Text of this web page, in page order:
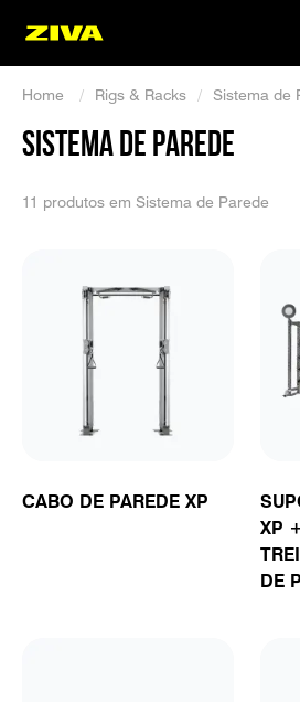
Nenhum
Home / Rigs & Racks / Sistema de
SISTEMA DE PAREDE
11 produtos em Sistema de Parede
CABO DE PAREDE XP
XP
DE